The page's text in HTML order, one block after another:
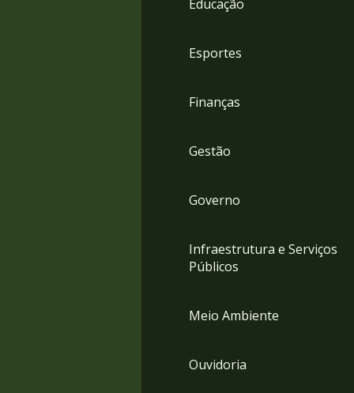
Educação
Esportes
Finanças
Gestão
Governo
Infraestrutura e Serviços
Públicos
Meio Ambiente
Ouvidoria